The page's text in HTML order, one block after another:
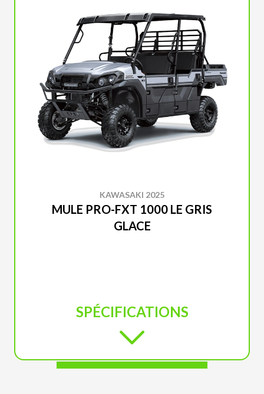
KAWASAKI 2025
MULE PRO-FXT 1000 LE GRIS
GLACE
SPÉCIFICATIONS